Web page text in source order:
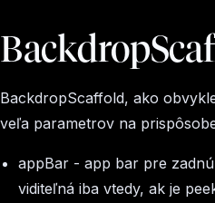
BackdropScaffold, ako
veľa parametrov na
appBar - app bar pre
viditeľná iba vtedy, ak je